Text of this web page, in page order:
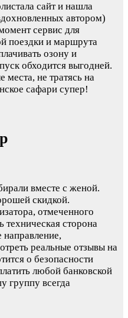
сайт и нашла
автором)
сервис для
поездки и маршрута
озону и
обходится выгодней.
места, не тратясь на
сафари супер!
вместе с женой.
скидкой.
отмеченного
сторона
реальные отзывы на
о безопасности
любой банковской
группу всегда